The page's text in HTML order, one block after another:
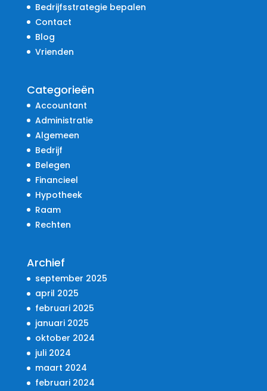
Bedrijfsstrategie bepalen
Contact
Blog
Vrienden
Categorieën
Accountant
Administratie
Algemeen
Bedrijf
Belegen
Financieel
Hypotheek
Raam
Rechten
Archief
september 2025
april 2025
februari 2025
januari 2025
oktober 2024
juli 2024
maart 2024
februari 2024